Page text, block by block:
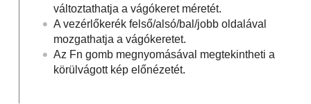
változtathatja a vágókeret méretét.
A vezérlőkerék felső/alsó/bal/jobb oldalával
mozgathatja a vágókeretet.
Az Fn gomb megnyomásával megtekintheti a
körülvágott kép előnézetét.